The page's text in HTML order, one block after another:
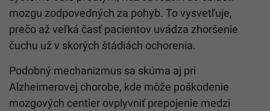
mozgu zodpovedných za pohyb. To vysvetľuje,
prečo až veľká časť pacientov uvádza zhoršenie
čuchu už v skorých štádiách ochorenia.
Podobný mechanizmus sa skúma aj pri
Alzheimerovej chorobe, kde môže poškodenie
mozgových centier ovplyvniť prepojenie medzi